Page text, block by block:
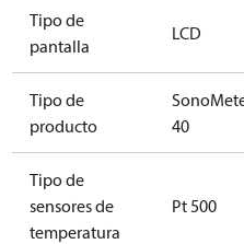
Tipo de
pantalla
LCD
Tipo de
producto
40
Tipo de
sensores de
temperatura
Pt 500